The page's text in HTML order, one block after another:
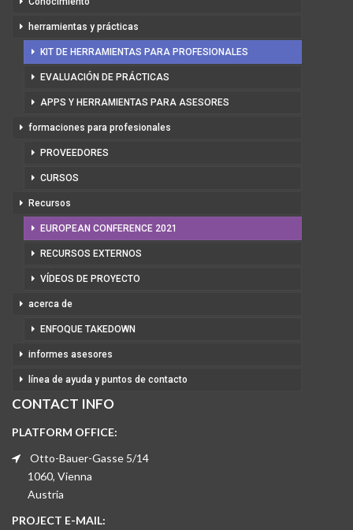
herramientas y prácticas
KIT DE HERRAMIENTAS PARA PROFESIONALES
EVALUACIÓN DE PRÁCTICAS
APPS Y HERRAMIENTAS PARA ASESORES
formaciones para profesionales
PROVEEDORES
CURSOS
Recursos
EUROPEAN CONFERENCE 2021
RECURSOS EXTERNOS
VÍDEOS DE PROYECTO
acerca de
ENFOQUE TAKEDOWN
informes asesores
línea de ayuda y puntos de contacto
CONTACT INFO
PLATFORM OFFICE:
Otto-Bauer-Gasse 5/14
1060, Vienna
Austria
PROJECT E-MAIL: